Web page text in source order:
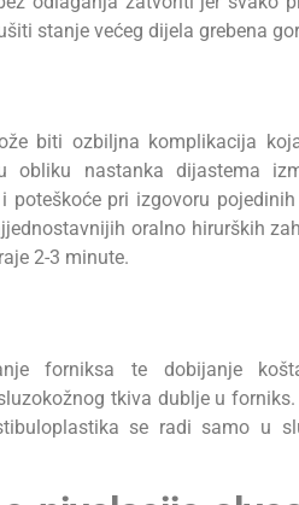
stanje većeg dijela grebena
biti ozbiljna komplikacija
obliku nastanka dijastema
poteškoće pri izgovoru
oralno hirurških
2-3 minute.
forniksa te dobijanje
tkiva dublje u
se radi samo u